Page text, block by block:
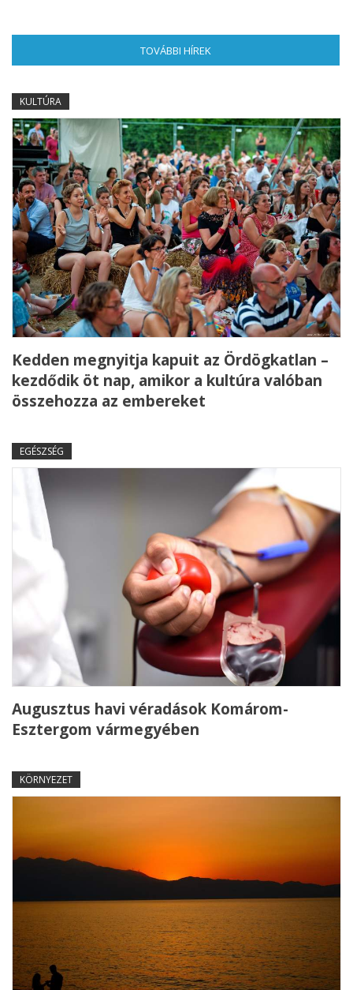
TOVÁBBI HÍREK
KULTÚRA
Kedden megnyitja kapuit az Ördögkatlan –
kezdődik öt nap, amikor a kultúra valóban
összehozza az embereket
EGÉSZSÉG
Augusztus havi véradások Komárom-
Esztergom vármegyében
KÖRNYEZET